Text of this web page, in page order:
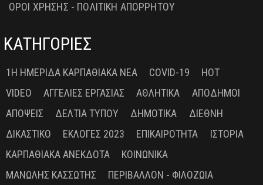
ΟΡΟΙ ΧΡΗΣΗΣ - ΠΟΛΙΤΙΚΗ ΑΠΟΡΡΗΤΟΥ
ΚΑΤΗΓΟΡΙΕΣ
1Η ΗΜΕΡΊΔΑ ΚΑΡΠΑΘΙΑΚΆ ΝΈΑ COVID-19
HOT
VIDEO
ΑΓΓΕΛΊΕΣ ΕΡΓΑΣΊΑΣ ΑΘΛΗΤΙΚΆ
ΑΠΌΔΗΜΟΙ
ΑΠΌΨΕΙΣ
ΔΕΛΤΊΑ ΤΎΠΟΥ ΔΗΜΟΤΙΚΆ
ΔΙΕΘΝΉ
ΔΙΚΑΣΤΙΚΌ
ΕΚΛΟΓΈΣ 2023 ΕΠΙΚΑΙΡΌΤΗΤΑ
ΙΣΤΟΡΊΑ
ΚΑΡΠΑΘΙΑΚΆ ΑΝΈΚΔΟΤΑ
ΚΟΙΝΩΝΙΚΆ
ΜΑΝΏΛΗΣ ΚΑΣΣΏΤΗΣ
ΠΕΡΙΒΆΛΛΟΝ - ΦΙΛΟΖΩΊΑ